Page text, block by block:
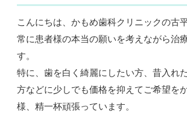
こんにちは、かもめ歯科クリニックの古
常に患者様の本当の願いを考えながら治
す。
特に、歯を白く綺麗にしたい方、昔入れ
方などに少しでも価格を抑えてご希望を
様、精一杯頑張っています。